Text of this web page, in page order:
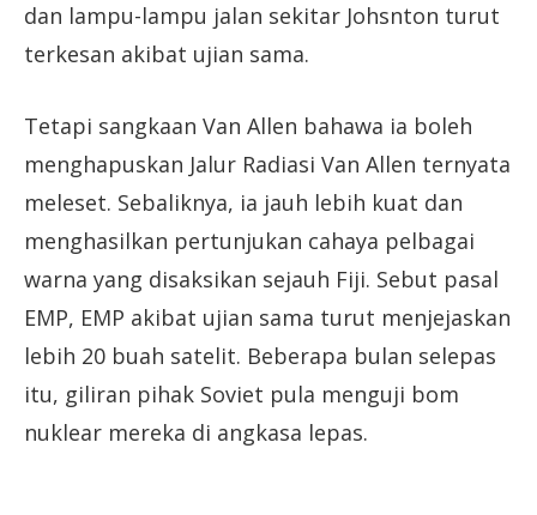
dan lampu-lampu jalan sekitar Johsnton turut
terkesan akibat ujian sama.
Tetapi sangkaan Van Allen bahawa ia boleh
menghapuskan Jalur Radiasi Van Allen ternyata
meleset. Sebaliknya, ia jauh lebih kuat dan
menghasilkan pertunjukan cahaya pelbagai
warna yang disaksikan sejauh Fiji. Sebut pasal
EMP, EMP akibat ujian sama turut menjejaskan
lebih 20 buah satelit. Beberapa bulan selepas
itu, giliran pihak Soviet pula menguji bom
nuklear mereka di angkasa lepas.